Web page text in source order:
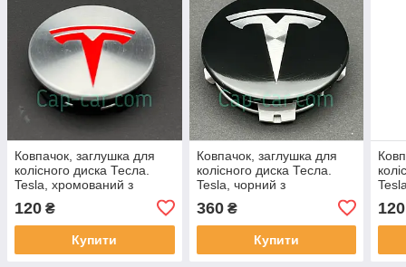
Ковпачок, заглушка для
колісного диска Тесла.
Tesla, хромований з
червоним логотипом. 57
мм.
120 ₴
Купити
Ковпачок, заглушка для
колісного диска Тесла.
Tesla, чорний з
хромованим логотипом.
57 мм.
360₴
Купити
57
120